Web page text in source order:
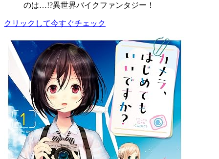
のは…!?異世界バイクファンタジー！
クリックして今すぐチェック